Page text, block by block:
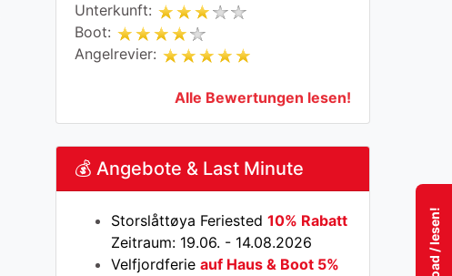
Unterkunft:
Boot:
Angelrevier:
Alle Bewertungen lesen!
💰 Angebote & Last Minute
Storslåttøya Feriested10% Rabatt
Zeitraum: 19.06. - 14.08.2026
Velfjordferieauf Haus & Boot 5%